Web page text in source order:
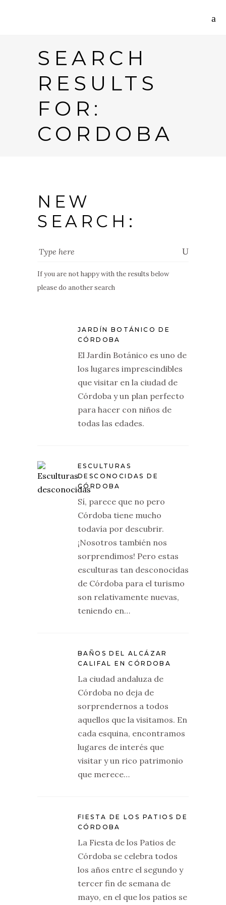
SEARCH
RESULTS
FOR:
CORDOBA
NEW
SEARCH:
If you are not happy with the results below
please do another search
JARDÍN BOTÁNICO DE
CÓRDOBA
El Jardín Botánico es uno de
los lugares imprescindibles
que visitar en la ciudad de
Córdoba y un plan perfecto
para hacer con niños de
todas las edades.
ESCULTURAS
DESCONOCIDAS DE
CÓRDOBA
Sí, parece que no pero
Córdoba tiene mucho
todavía por descubrir.
¡Nosotros también nos
sorprendimos! Pero estas
esculturas tan desconocidas
de Córdoba para el turismo
son relativamente nuevas,
teniendo en…
BAÑOS DEL ALCÁZAR
CALIFAL EN CÓRDOBA
La ciudad andaluza de
Córdoba no deja de
sorprendernos a todos
aquellos que la visitamos. En
cada esquina, encontramos
lugares de interés que
visitar y un rico patrimonio
que merece…
FIESTA DE LOS PATIOS DE
CÓRDOBA
La Fiesta de los Patios de
Córdoba se celebra todos
los años entre el segundo y
tercer fin de semana de
mayo, en el que los patios se